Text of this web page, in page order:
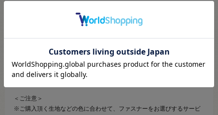
エレメントがコイル状になっているオープンファスナーです。
メタルファスナーやビスロンファスナーに比べ、柔軟性があります。
スライダーを1番下まで下ろすことで、左右のテープを離すことが出来ま
す。
パーカーやジャケット等製作にご利用ください。
＜ご注意＞
※ご購入頂く生地などの色に合わせて、ファスナーをお選びするサービ